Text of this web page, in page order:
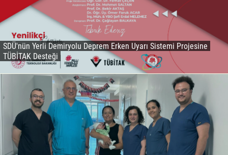
SDÜ'nün Yerli Demiryolu Deprem Erken Uyarı Sistemi Projesine
TÜBİTAK Desteği